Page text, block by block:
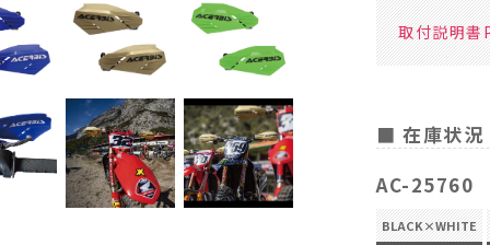
取付説明書
■ 在庫状況
AC-25760
BLACK×WHITE